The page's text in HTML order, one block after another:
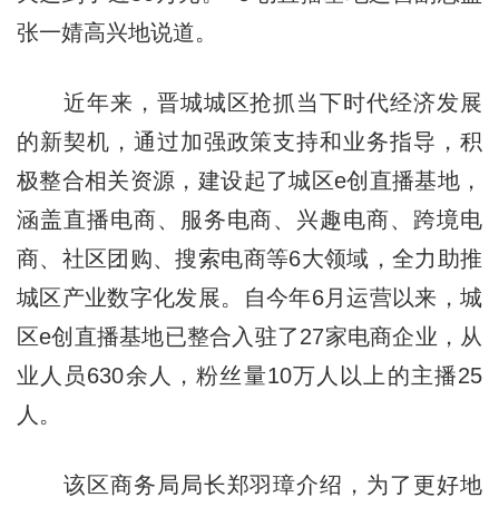
张一婧高兴地说道。
近年来，晋城城区抢抓当下时代经济发展
的新契机，通过加强政策支持和业务指导，积
极整合相关资源，建设起了城区e创直播基地，
涵盖直播电商、服务电商、兴趣电商、跨境电
商、社区团购、搜索电商等6大领域，全力助推
城区产业数字化发展。自今年6月运营以来，城
区e创直播基地已整合入驻了27家电商企业，从
业人员630余人，粉丝量10万人以上的主播25
人。
该区商务局局长郑羽璋介绍，为了更好地